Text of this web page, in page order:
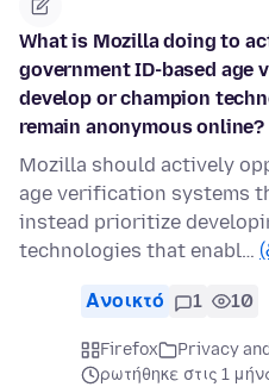
What is Mozilla doing to
government ID-based age
develop or champion
remain anonymous online?
Mozilla should actively
age verification systems
instead prioritize
technologies that enabl…
Ανοικτό 1 10
Firefox
Privacy
ρωτήθηκε στις 1